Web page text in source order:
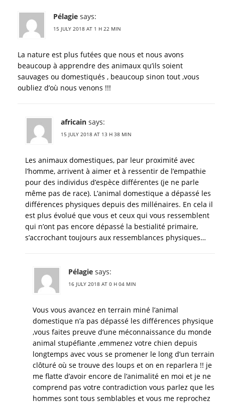
Pélagie says:
15 JULY 2018 AT 1 H 22 MIN
La nature est plus futées que nous et nous avons
beaucoup à apprendre des animaux qu’ils soient
sauvages ou domestiqués , beaucoup sinon tout ,vous
oubliez d’où nous venons !!!
africain says:
15 JULY 2018 AT 13 H 38 MIN
Les animaux domestiques, par leur proximité avec
l’homme, arrivent à aimer et à ressentir de l’empathie
pour des individus d’espèce différentes (je ne parle
même pas de race). L’animal domestique a dépassé les
différences physiques depuis des millénaires. En cela il
est plus évolué que vous et ceux qui vous ressemblent
qui n’ont pas encore dépassé la bestialité primaire,
s’accrochant toujours aux ressemblances physiques…
Pélagie says:
16 JULY 2018 AT 0 H 04 MIN
Vous vous avancez en terrain miné l’animal
domestique n’a pas dépassé les différences physique
,vous faites preuve d’une méconnaissance du monde
animal stupéfiante ,emmenez votre chien depuis
longtemps avec vous se promener le long d’un terrain
clôturé où se trouve des loups et on en reparlera !! je
me flatte d’avoir encore de l’animalité en moi et je ne
comprend pas votre contradiction vous parlez que les
hommes sont tous semblables et vous me reprochez